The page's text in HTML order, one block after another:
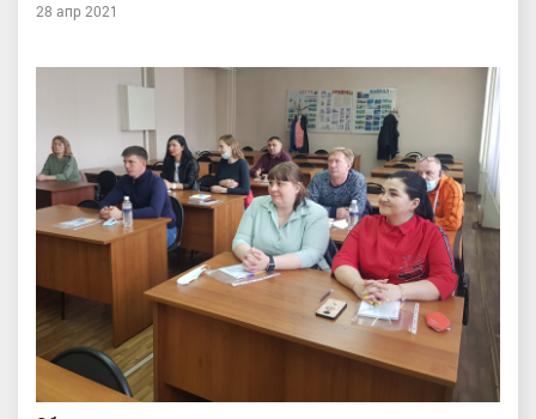
28 апр 2021